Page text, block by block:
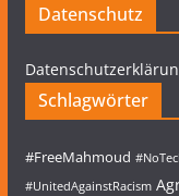
Datenschutz
Schlagwörter
#FreeMahmoud
#UnitedAgainstRacism